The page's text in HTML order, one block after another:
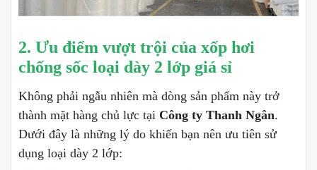
2. Ưu điểm vượt trội của xốp hơi
chống sốc loại dày 2 lớp giá sỉ
Không phải ngẫu nhiên mà dòng sản phẩm này trở
thành mặt hàng chủ lực tại Công ty Thanh Ngân.
Dưới đây là những lý do khiến bạn nên ưu tiên sử
dụng loại dày 2 lớp: